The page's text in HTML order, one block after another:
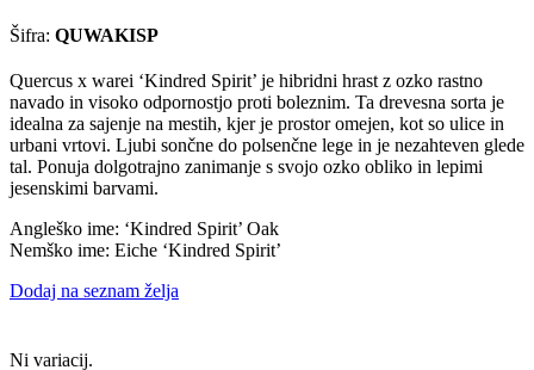
Šifra: QUWAKISP
Quercus x warei ‘Kindred Spirit’ je hibridni hrast z ozko rastno
navado in visoko odpornostjo proti boleznim. Ta drevesna sorta je
idealna za sajenje na mestih, kjer je prostor omejen, kot so ulice in
urbani vrtovi. Ljubi sončne do polsenčne lege in je nezahteven glede
tal. Ponuja dolgotrajno zanimanje s svojo ozko obliko in lepimi
jesenskimi barvami.
Angleško ime: ‘Kindred Spirit’ Oak
Nemško ime: Eiche ‘Kindred Spirit’
Dodaj na seznam želja
Ni variacij.